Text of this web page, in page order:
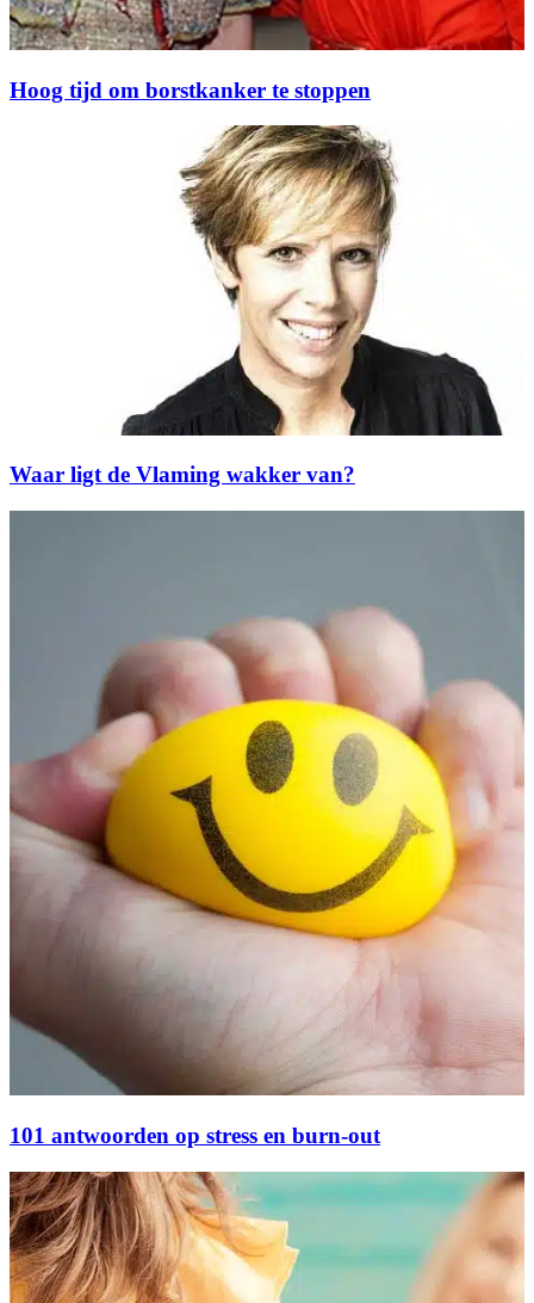
Hoog tijd om borstkanker te stoppen
Waar ligt de Vlaming wakker van?
101 antwoorden op stress en burn-out